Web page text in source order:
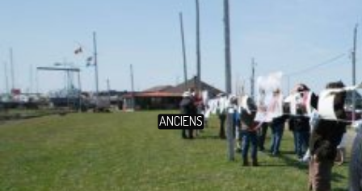
ANCIENS